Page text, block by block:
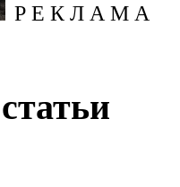
Р Е К Л А М А